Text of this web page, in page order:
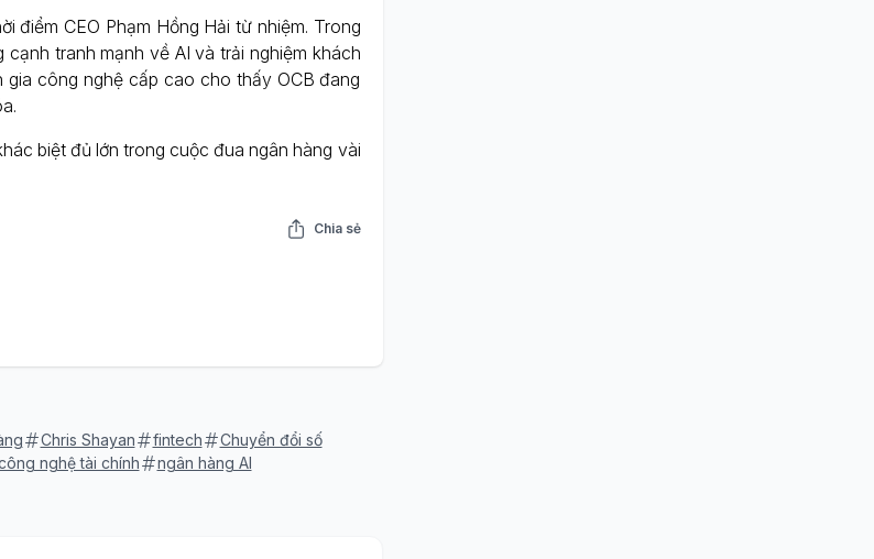
điểm CEO Phạm Hồng Hải từ nhiệm. Trong
tranh mạnh về AI và trải nghiệm khách
gia công nghệ cấp cao cho thấy OCB đang
biệt đủ lớn trong cuộc đua ngân hàng vài
Chia sẻ
Chris Shayan fintech
Chuyển đổi số
nghệ tài chính ngân hàng AI